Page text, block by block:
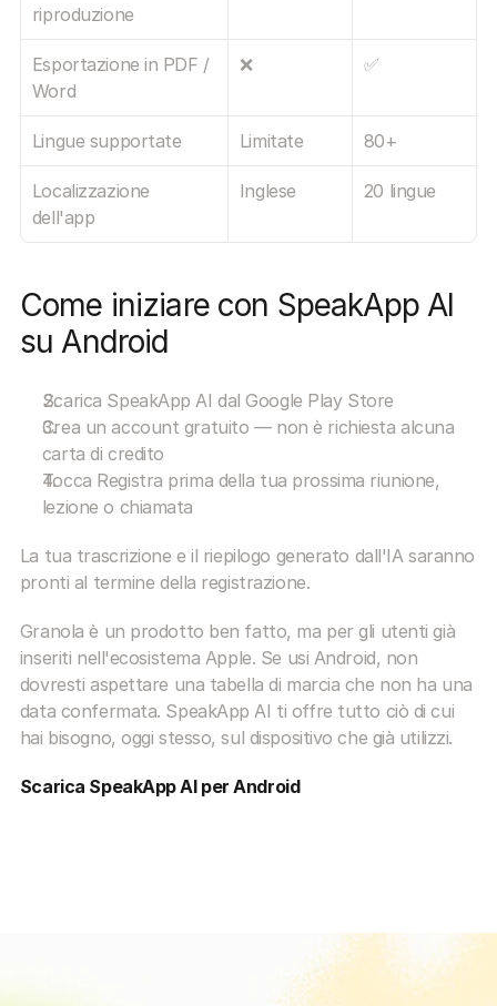
riproduzione
Esportazione in PDF /
Word
❌ ✅
Lingue supportate Limitate 80+
Localizzazione
dell'app
Inglese 20 lingue
Come iniziare con SpeakApp AI
su Android
Scarica SpeakApp AI dal Google Play Store
Crea un account gratuito — non è richiesta alcuna
carta di credito
Tocca Registra prima della tua prossima riunione,
lezione o chiamata
La tua trascrizione e il riepilogo generato dall'IA saranno
pronti al termine della registrazione.
Granola è un prodotto ben fatto, ma per gli utenti già
inseriti nell'ecosistema Apple. Se usi Android, non
dovresti aspettare una tabella di marcia che non ha una
data confermata. SpeakApp AI ti offre tutto ciò di cui
hai bisogno, oggi stesso, sul dispositivo che già utilizzi.
Scarica SpeakApp AI per Android